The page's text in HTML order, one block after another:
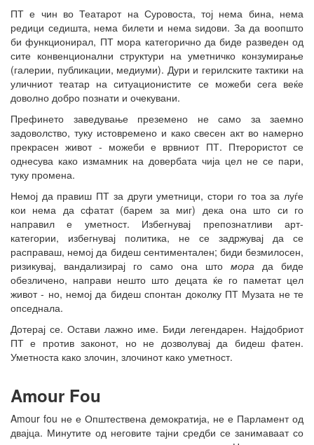
ПТ е чин во Театарот на Суровоста, тој нема бина, нема
редици седишта, нема билети и нема ѕидови. За да воопшто
би функционирал, ПТ мора категорично да биде разведен од
сите конвенционални структури на уметничко конзумирање
(галерии, публикации, медиуми). Дури и герилските тактики на
уличниот театар на ситуационистите се можеби сега веќе
доволно добро познати и очекувани.
Префинето заведување преземено не само за заемно
задоволство, туку истовремено и како свесен акт во намерно
прекрасен живот - можеби е врвниот ПТ. Птерористот се
однесува како измамник на довербата чија цел не се пари,
туку промена.
Немој да правиш ПТ за други уметници, стори го тоа за луѓе
кои нема да сфатат (барем за миг) дека она што си го
направил е уметност. Избегнувај препознатливи арт-
категории, избегнувај политика, не се задржувај да се
расправаш, немој да бидеш сентиментален; биди безмилосен,
ризикувај, вандализирај го само она што мора да биде
обезличено, направи нешто што децата ќе го паметат цел
живот - но, немој да бидеш спонтан доколку ПТ Музата не те
опседнала.
Дотерај се. Остави лажно име. Биди легендарен. Најдобриот
ПТ е против законот, но не дозволувај да бидеш фатен.
Уметноста како злочин, злочинот како уметност.
Amour Fou
Amour fou не е Општествена демократија, не е Парламент од
двајца. Минутите од неговите тајни средби се занимаваат со